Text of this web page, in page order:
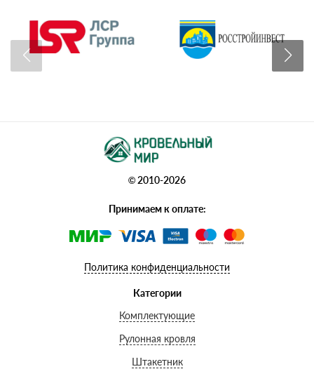
© 2010-2026
Принимаем к оплате:
Политика конфиденциальности
Категории
Комплектующие
Рулонная кровля
Штакетник